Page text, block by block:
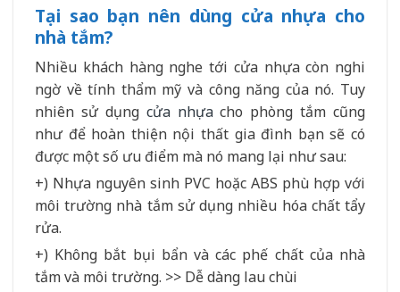
Tại sao bạn nên dùng cửa nhựa cho
nhà tắm?
Nhiều khách hàng nghe tới cửa nhựa còn nghi
ngờ về tính thẩm mỹ và công năng của nó. Tuy
nhiên sử dụng cửa nhựacho phòng tắm cũng
như để hoàn thiện nội thất gia đình bạn sẽ có
được một số ưu điểm mà nó mang lại như sau:
+) Nhựa nguyên sinh PVC hoặc ABS phù hợp với
môi trường nhà tắm sử dụng nhiều hóa chất tẩy
rửa.
+) Không bắt bụi bẩn và các phế chất của nhà
tắm và môi trường. >> Dễ dàng lau chùi